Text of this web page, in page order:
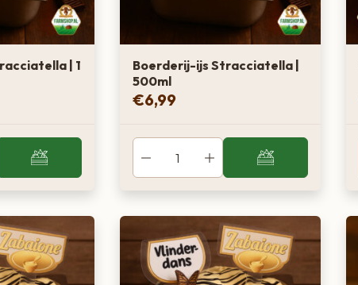
| 1
Boerderij-ijs Stracciatella |
500ml
€6,99